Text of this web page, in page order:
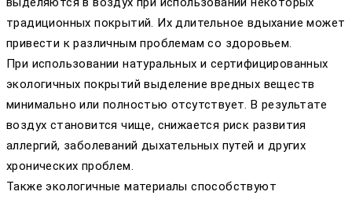
традиционных покрытий. Их длительное вдыхание может
привести к различным проблемам со здоровьем.
При использовании натуральных и сертифицированных
экологичных покрытий выделение вредных веществ
минимально или полностью отсутствует. В результате
воздух становится чище, снижается риск развития
аллергий, заболеваний дыхательных путей и других
хронических проблем.
Также экологичные материалы способствуют